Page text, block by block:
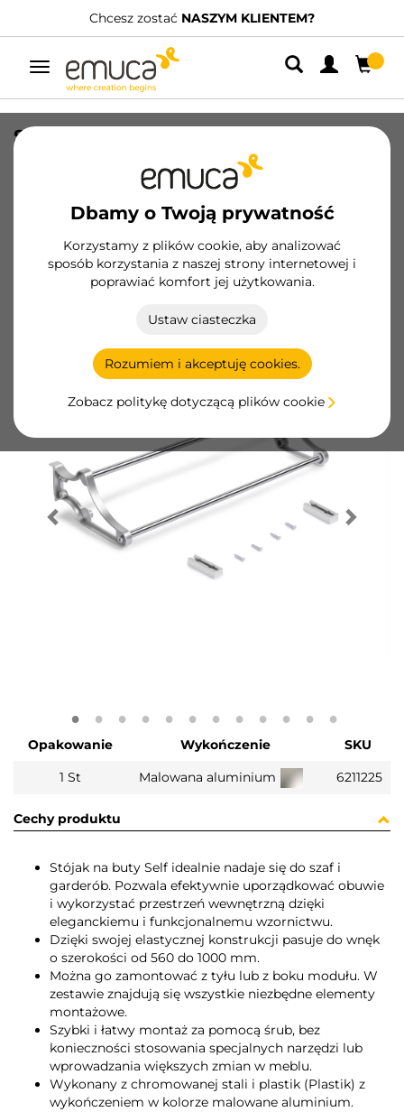
Chcesz zostać NASZYM KLIENTEM?
Przełącz
nawigację
Dbamy o Twoją prywatność
Korzystamy z plików cookie, aby analizować
sposób korzystania z naszej strony internetowej i
poprawiać komfort jej użytkowania.
Ustaw ciasteczka
Rozumiem i akceptuję cookies.
Zobacz politykę dotyczącą plików cookie
Stojak na buty Self do wnętrza szafy,
Malowane aluminium, Stal i Plastik
Zostań klientem
Karta produktu
Opakowanie Wykończenie
SKU
1 St
Malowana aluminium 6211225
Cechy produktu
Stójak na buty Self idealnie nadaje się do szaf i
garderób. Pozwala efektywnie uporządkować obuwie
i wykorzystać przestrzeń wewnętrzną dzięki
eleganckiemu i funkcjonalnemu wzornictwu.
Dzięki swojej elastycznej konstrukcji pasuje do wnęk
o szerokości od 560 do 1000 mm.
Można go zamontować z tyłu lub z boku modułu. W
zestawie znajdują się wszystkie niezbędne elementy
montażowe.
Szybki i łatwy montaż za pomocą śrub, bez
konieczności stosowania specjalnych narzędzi lub
wprowadzania większych zmian w meblu.
Wykonany z chromowanej stali i plastik (Plastik) z
wykończeniem w kolorze malowane aluminium.